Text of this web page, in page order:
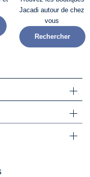
Jacadi autour de chez
vous
Rechercher